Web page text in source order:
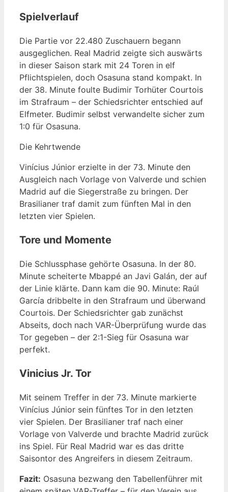
Spielverlauf
Die Partie vor 22.480 Zuschauern begann
ausgeglichen. Real Madrid zeigte sich auswärts
in dieser Saison stark mit 24 Toren in elf
Pflichtspielen, doch Osasuna stand kompakt. In
der 38. Minute foulte Budimir Torhüter Courtois
im Strafraum – der Schiedsrichter entschied auf
Elfmeter. Budimir selbst verwandelte sicher zum
1:0 für Osasuna.
Die Kehrtwende
Vinícius Júnior erzielte in der 73. Minute den
Ausgleich nach Vorlage von Valverde und schien
Madrid auf die Siegerstraße zu bringen. Der
Brasilianer traf damit zum fünften Mal in den
letzten vier Spielen.
Tore und Momente
Die Schlussphase gehörte Osasuna. In der 80.
Minute scheiterte Mbappé an Javi Galán, der auf
der Linie klärte. Dann kam die 90. Minute: Raúl
García dribbelte in den Strafraum und überwand
Courtois. Der Schiedsrichter gab zunächst
Abseits, doch nach VAR-Überprüfung wurde das
Tor gegeben – der 2:1-Sieg für Osasuna war
perfekt.
Vinicius Jr. Tor
Mit seinem Treffer in der 73. Minute markierte
Vinícius Júnior sein fünftes Tor in den letzten
vier Spielen. Der Brasilianer traf nach einer
Vorlage von Valverde und brachte Madrid zurück
ins Spiel. Für Real Madrid war es das dritte
Saisontor des Angreifers in diesem Zeitraum.
Fazit: Osasuna bezwang den Tabellenführer mit